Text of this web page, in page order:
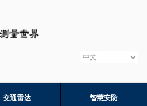
交通雷达 智慧安防